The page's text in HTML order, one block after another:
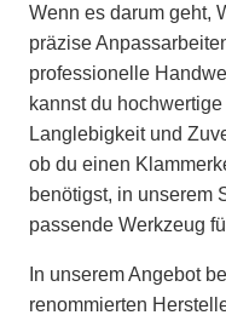
Wenn es darum geht,
präzise
professionelle
kannst du
Langlebigkeit und
ob du einen
benötigst, in unserem
passende Werkzeug
In unserem Angebot
renommierten